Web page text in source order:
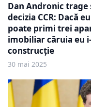
Dan Andronic trage
decizia CCR: Dacă
poate primi trei
imobiliar căruia eu
construcție
30 mai 2025